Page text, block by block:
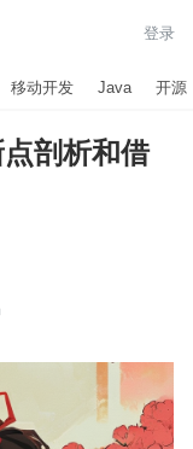
登录
移动开发 Java 开源
剖析和借